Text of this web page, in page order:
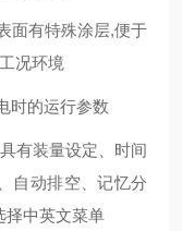
面有特殊涂层,便于
况环境
时的运行参数
有装量设定、时间
自动排空、记忆分
择中英文菜单